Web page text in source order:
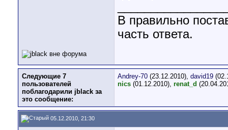
В правильно
часть ответа.
Следующие 7
пользователей
поблагодарили jblack за
это сообщение:
Andrey-70 (23.12.2010), david19
nics (01.12.2010), renat_d
05.12.2010, 21:30